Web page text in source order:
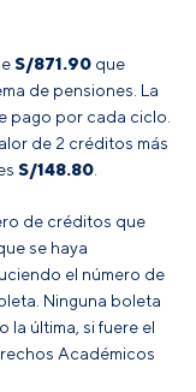
S/871.90 que
de pensiones. La
pago por cada ciclo.
de 2 créditos más
S/148.80
de créditos que
se haya
el número de
. Ninguna boleta
la última, si fuere el
Académicos